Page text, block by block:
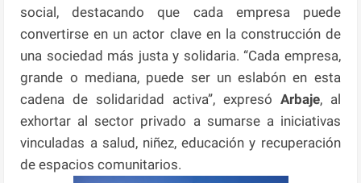
social, destacando que cada empresa puede
convertirse en un actor clave en la construcción de
una sociedad más justa y solidaria. “Cada empresa,
grande o mediana, puede ser un eslabón en esta
cadena de solidaridad activa”, expresó Arbaje, al
exhortar al sector privado a sumarse a iniciativas
vinculadas a salud, niñez, educación y recuperación
de espacios comunitarios.